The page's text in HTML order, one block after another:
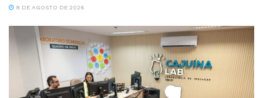
8 DE AGOSTO DE 2026